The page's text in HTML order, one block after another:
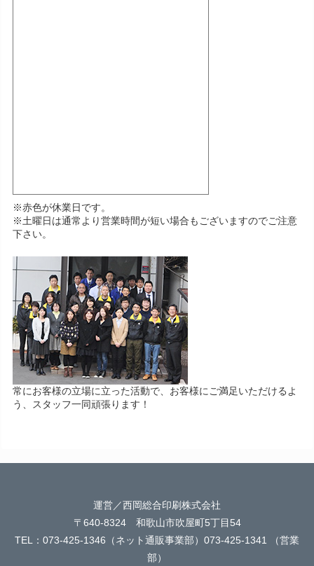
※赤色が休業日です。
※土曜日は通常より営業時間が短い場合もございますのでご注意
下さい。
常にお客様の立場に立った活動で、お客様にご満足いただけるよ
う、スタッフ一同頑張ります！
運営／西岡総合印刷株式会社
〒640-8324 和歌山市吹屋町5丁目54
TEL：073-425-1346（ネット通販事業部）073-425-1341 （営業
部）